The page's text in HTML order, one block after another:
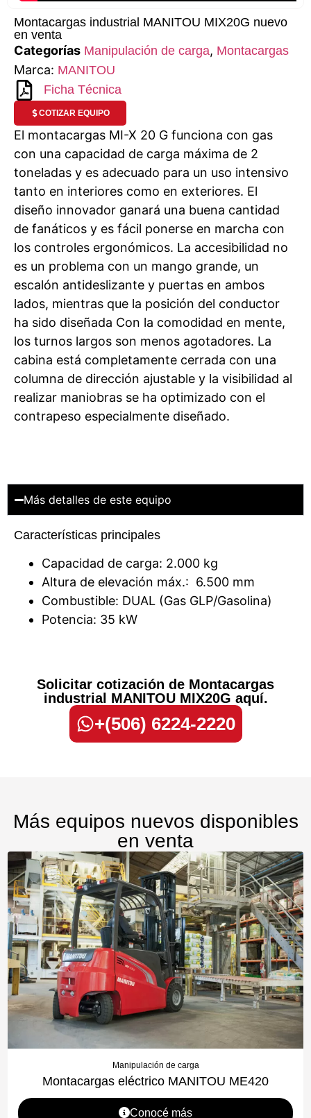
Montacargas industrial MANITOU MIX20G nuevo
en venta
Categorías Manipulación de carga, Montacargas
Marca: MANITOU
Ficha Técnica
COTIZAR EQUIPO
El montacargas MI-X 20 G funciona con gas
con una capacidad de carga máxima de 2
toneladas y es adecuado para un uso intensivo
tanto en interiores como en exteriores. El
diseño innovador ganará una buena cantidad
de fanáticos y es fácil ponerse en marcha con
los controles ergonómicos. La accesibilidad no
es un problema con un mango grande, un
escalón antideslizante y puertas en ambos
lados, mientras que la posición del conductor
ha sido diseñada Con la comodidad en mente,
los turnos largos son menos agotadores. La
cabina está completamente cerrada con una
columna de dirección ajustable y la visibilidad al
realizar maniobras se ha optimizado con el
contrapeso especialmente diseñado.
Más detalles de este equipo
Características principales
Capacidad de carga: 2.000 kg
Altura de elevación máx.: 6.500 mm
Combustible: DUAL (Gas GLP/Gasolina)
Potencia: 35 kW
Solicitar cotización de Montacargas
industrial MANITOU MIX20G aquí.
+(506) 6224-2220
Más equipos nuevos disponibles
en venta
Manipulación de carga
Montacargas eléctrico MANITOU ME420
Conocé más